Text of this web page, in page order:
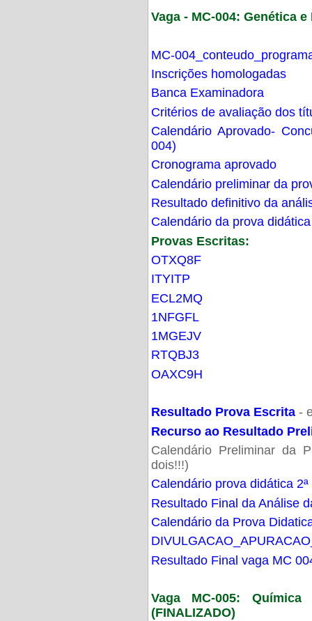
Vaga - MC-004: Genética
MC-
Inscrições homologadas
Banca Examinadora
Critérios de avaliação dos
Calendário Aprovado-
004)
Cronograma aprovado
Calendário preliminar da
Resultado definitivo da
Calendário da prova didática
Provas Escritas:
OTXQ8F
ITYITP
ECL2MQ
1NFGFL
1MGEJV
RTQBJ3
OAXC9H
Resultado Prova Escrita -
Recurso ao Resultado
Calendário Preliminar da
dois!!!)
Calendário prova didática
Resultado Final da Análise
Calendário da Prova
Resultado Final vaga MC
Vaga MC-005:
(FINALIZADO)